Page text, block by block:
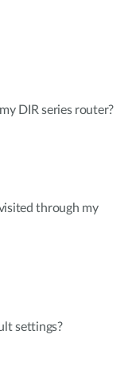
DIR series router?
through my
settings?